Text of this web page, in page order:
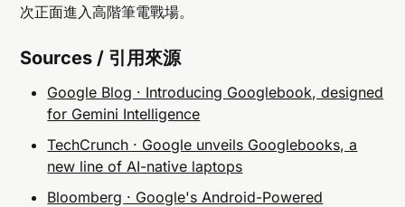
次正面進入高階筆電戰場。
Sources / 引用來源
Google Blog · Introducing Googlebook, designed
for Gemini Intelligence
TechCrunch · Google unveils Googlebooks, a
new line of AI-native laptops
Bloomberg · Google's Android-Powered